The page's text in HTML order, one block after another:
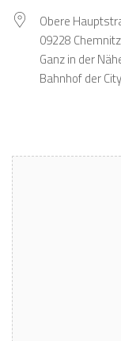
Obere
09228
Ganz in der
Bahnhof der